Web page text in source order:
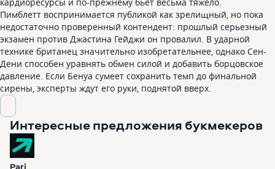
Пимблетт воспринимается публикой как зрелищный, но пока
недостаточно проверенный контендент: прошлый серьезный
экзамен против Джастина Гейджи он провалил. В ударной
технике британец значительно изобретательнее, однако Сен-
Дени способен уравнять обмен силой и добавить борцовское
давление. Если Бенуа сумеет сохранить темп до финальной
сирены, эксперты ждут его руки, поднятой вверх.
Интересные предложения букмекеров
Pari